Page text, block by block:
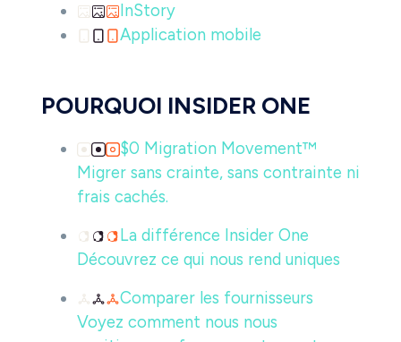
InStory
Application mobile
POURQUOI INSIDER ONE
$0 Migration Movement™
Migrer sans crainte, sans contrainte ni
frais cachés.
La différence Insider One
Découvrez ce qui nous rend uniques
Comparer les fournisseurs
Voyez comment nous nous